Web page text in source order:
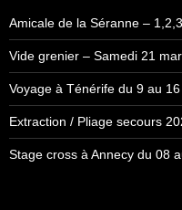
Amicale de la Séranne –
Vide grenier – Samedi 21
Voyage à Ténérife du 9 au 16
Extraction / Pliage secours
Stage cross à Annecy du 08